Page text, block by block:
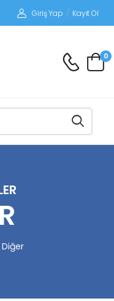
alıcı ödemeli gönderilir.
Giriş Yap / Kayıt Ol
0
Diğer